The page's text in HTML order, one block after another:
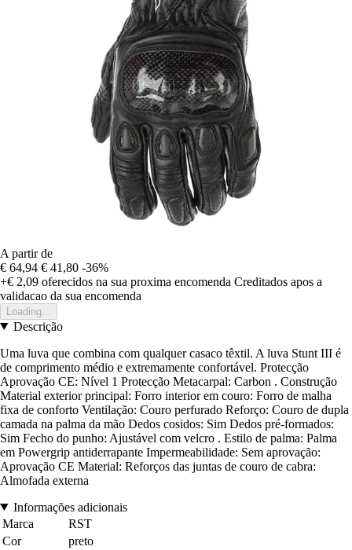
A partir de
€ 64,94 € 41,80 -36%
+€ 2,09 oferecidos na sua proxima encomenda Creditados apos a
validacao da sua encomenda
Loading...
Descrição
Uma luva que combina com qualquer casaco têxtil. A luva Stunt III é
de comprimento médio e extremamente confortável. Protecção
Aprovação CE: Nível 1 Protecção Metacarpal: Carbon . Construção
Material exterior principal: Forro interior em couro: Forro de malha
fixa de conforto Ventilação: Couro perfurado Reforço: Couro de dupla
camada na palma da mão Dedos cosidos: Sim Dedos pré-formados:
Sim Fecho do punho: Ajustável com velcro . Estilo de palma: Palma
em Powergrip antiderrapante Impermeabilidade: Sem aprovação:
Aprovação CE Material: Reforços das juntas de couro de cabra:
Almofada externa
Informações adicionais
Marca
RST
Cor
preto